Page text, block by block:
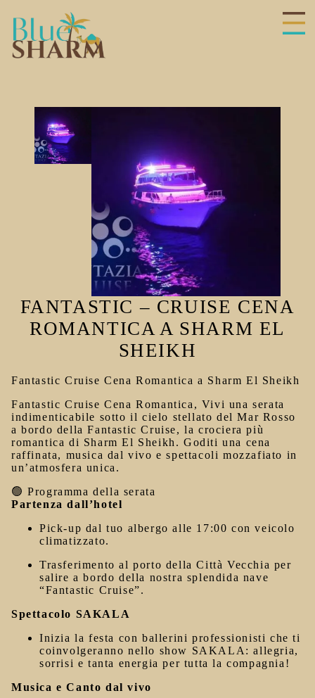
del
prodotto
FANTASTIC – CRUISE CENA
ROMANTICA A SHARM EL
SHEIKH
Fantastic Cruise Cena Romantica a Sharm El Sheikh
Fantastic Cruise Cena Romantica, Vivi una serata
indimenticabile sotto il cielo stellato del Mar Rosso
a bordo dellaFantastic Cruise, la crociera più
romantica di Sharm El Sheikh. Goditi una cena
raffinata, musica dal vivo e spettacoli mozzafiato in
un’atmosfera unica.
🟢 Programma della serata
Partenza dall’hotel
Pick-up dal tuo albergo alle 17:00 con veicolo
climatizzato.
Trasferimento al porto della Città Vecchia per
salire a bordo della nostra splendida nave
“Fantastic Cruise”.
Spettacolo SAKALA
Inizia la festa con ballerini professionisti che ti
coinvolgeranno nello show SAKALA: allegria,
sorrisi e tanta energia per tutta la compagnia!
Musica e Canto dal vivo